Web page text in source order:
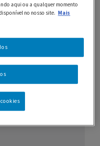
aqui ou a qualquer momento
no nosso site. Mais